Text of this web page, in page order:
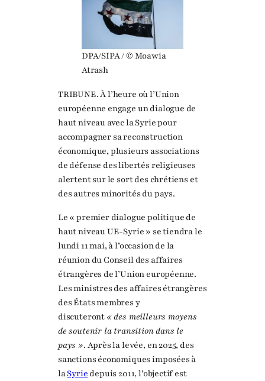
DPA/SIPA / © Moawia
Atrash
TRIBUNE. À l’heure où l’Union
européenne engage un dialogue de
haut niveau avec la Syrie pour
accompagner sa reconstruction
économique, plusieurs associations
de défense des libertés religieuses
alertent sur le sort des chrétiens et
des autres minorités du pays.
Le « premier dialogue politique de
haut niveau UE-Syrie » se tiendra le
lundi 11 mai, à l’occasion de la
réunion du Conseil des affaires
étrangères de l’Union européenne.
Les ministres des affaires étrangères
des États membres y
discuteront « des meilleurs moyens
de soutenir la transition dans le
pays ». Après la levée, en 2025, des
sanctions économiques imposées à
laSyrie depuis 2011, l’objectif est